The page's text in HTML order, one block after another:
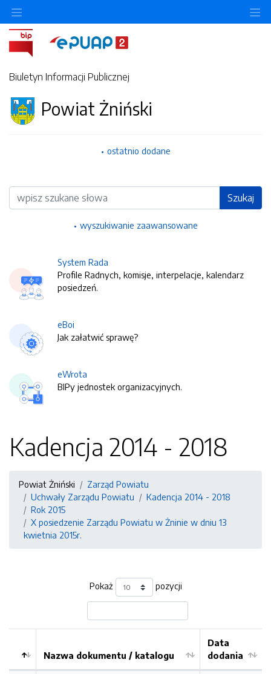
Biuletyn Informacji Publicznej
Powiat Żniński
ostatnio dodane
Wyszukiwarka Szukaj
wyszukiwanie zaawansowane
System Rada
Profile Radnych, komisje, interpelacje, kalendarz
posiedzeń.
eBoi
Jak załatwić sprawę?
eWrota
BIPy jednostek organizacyjnych.
Kadencja 2014 - 2018
Powiat Żniński
Zarząd Powiatu
Uchwały Zarządu Powiatu
Kadencja 2014 - 2018
Rok 2015
X posiedzenie Zarządu Powiatu w Żninie w dniu 13
kwietnia 2015r.
Pokaż pozycji
Kolejność
Nazwa dokumentu / katalogu
Data
dodania